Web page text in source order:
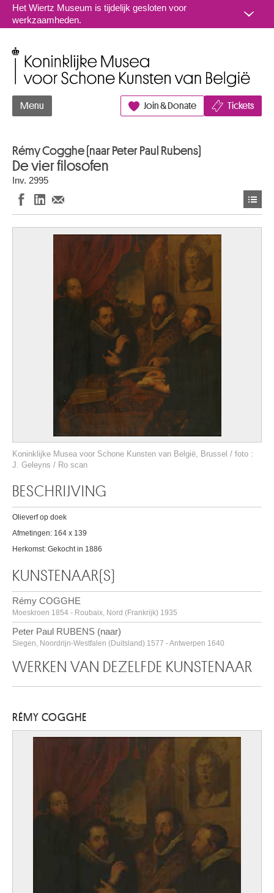
Naar inhoud
Het Wiertz Museum is tijdelijk gesloten voor
werkzaamheden.
Menu Join & Donate Tickets
Rémy Cogghe (naar Peter Paul Rubens)
De vier filosofen
Inv. 2995
Koninklijke Musea voor Schone Kunsten van België, Brussel / foto :
J. Geleyns / Ro scan
BESCHRIJVING
Olieverf op doek
Afmetingen: 164 x 139
Herkomst: Gekocht in 1886
KUNSTENAAR(S)
Rémy COGGHE
Moeskroen 1854 - Roubaix, Nord (Frankrijk) 1935
Peter Paul RUBENS (naar)
Siegen, Noordrijn-Westfalen (Duitsland) 1577 - Antwerpen 1640
WERKEN VAN DEZELFDE KUNSTENAAR
RÉMY COGGHE